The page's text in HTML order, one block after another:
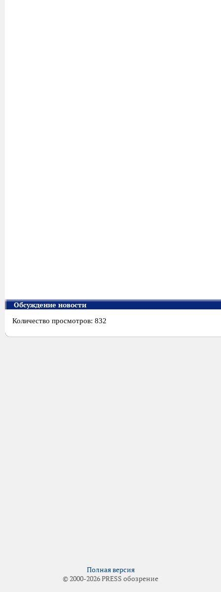
Обсуждение новости
Количество просмотров: 832
Полная версия
© 2000-2026 PRESS обозрение